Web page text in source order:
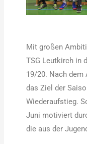
Mit großen
TSG Leutkirch in
19/20. Nach dem
das Ziel der
Wiederaufstieg.
Juni motiviert
die aus der